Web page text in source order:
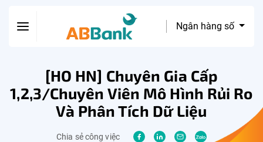
Ngân hàng số
[HO HN] Chuyên Gia Cấp
1,2,3/Chuyên Viên Mô Hình Rủi Ro
Và Phân Tích Dữ Liệu
Chia sẻ công việc